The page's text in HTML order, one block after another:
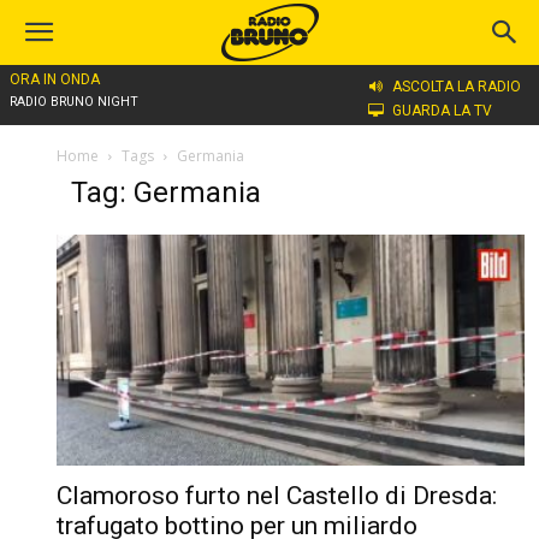
ORA IN ONDA
RADIO BRUNO NIGHT
ASCOLTA LA RADIO
GUARDA LA TV
Home Tags Germania
Tag: Germania
Clamoroso furto nel Castello di Dresda:
trafugato bottino per un miliardo